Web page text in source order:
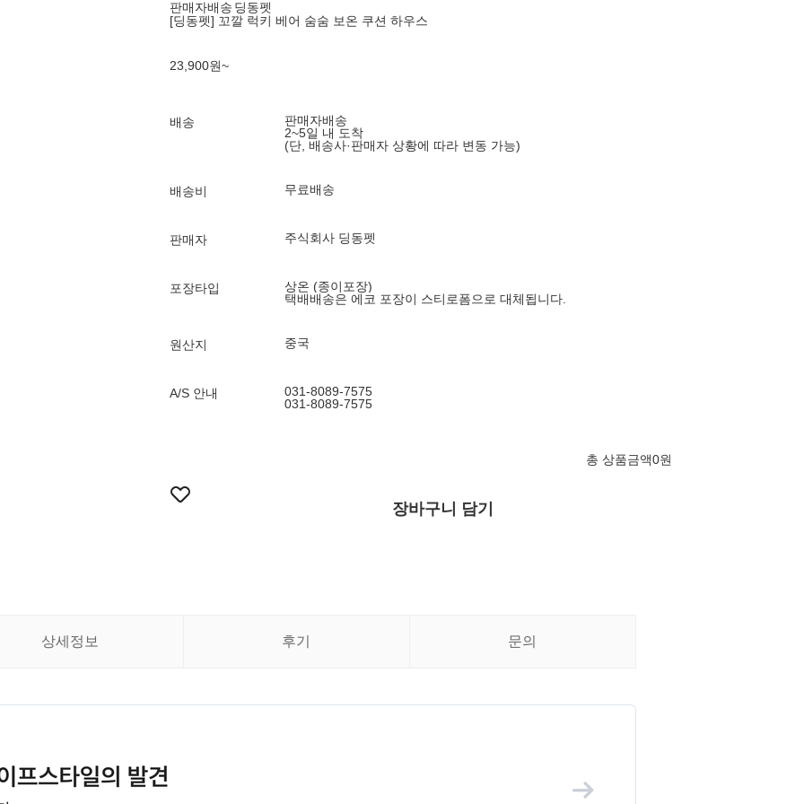
판매자배송 딩동펫
[딩동펫] 꼬깔 럭키 베어 숨숨 보온 쿠션 하우스
23,900원~
배송
판매자배송
2~5일 내 도착
(단, 배송사·판매자 상황에 따라 변동 가능)
배송비 무료배송
판매자 주식회사 딩동펫
포장타입
상온 (종이포장)
택배배송은 에코 포장이 스티로폼으로 대체됩니다.
원산지 중국
A/S 안내
031-8089-7575
031-8089-7575
총 상품금액0원
장바구니 담기
상세정보 후기 문의